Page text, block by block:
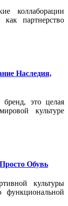
коллаборации
партнерство
Наследия,
это целая
культуре
Обувь
культуры
функциональной